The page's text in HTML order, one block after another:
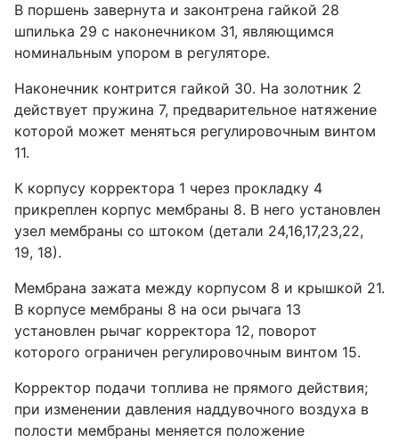
В поршень завернута и законтрена гайкой 28
шпилька 29 с наконечником 31, являющимся
номинальным упором в регуляторе.
Наконечник контрится гайкой 30. На золотник 2
действует пружина 7, предварительное натяжение
которой может меняться регулировочным винтом
11.
К корпусу корректора 1 через прокладку 4
прикреплен корпус мембраны 8. В него установлен
узел мембраны со штоком (детали 24,16,17,23,22,
19, 18).
Мембрана зажата между корпусом 8 и крышкой 21.
В корпусе мембраны 8 на оси рычага 13
установлен рычаг корректора 12, поворот
которого ограничен регулировочным винтом 15.
Корректор подачи топлива не прямого действия;
при изменении давления наддувочного воздуха в
полости мембраны меняется положение